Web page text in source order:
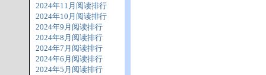
2024年11月阅读排行
2024年10月阅读排行
2024年9月阅读排行
2024年8月阅读排行
2024年7月阅读排行
2024年6月阅读排行
2024年5月阅读排行